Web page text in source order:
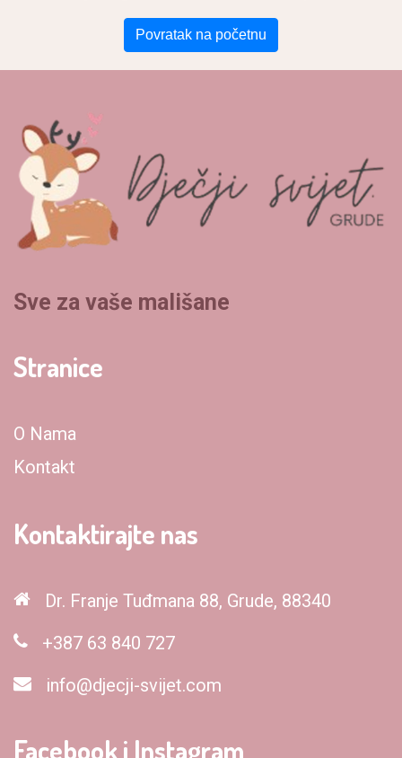
Povratak na početnu
Sve za vaše mališane
Stranice
O Nama
Kontakt
Kontaktirajte nas
Dr. Franje Tuđmana 88, Grude, 88340
+387 63 840 727
info@djecji-svijet.com
Facebook i Instagram